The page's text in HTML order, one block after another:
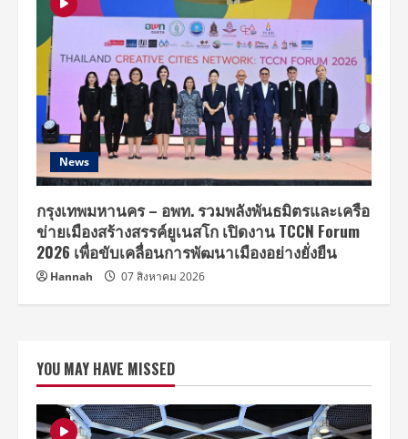
News
กรุงเทพมหานคร – อพท. รวมพลังพันธมิตรและเครือ
ข่ายเมืองสร้างสรรค์ยูเนสโก เปิดงาน TCCN Forum
2026 เพื่อขับเคลื่อนการพัฒนาเมืองอย่างยั่งยืน
Hannah 07 สิงหาคม 2026
YOU MAY HAVE MISSED